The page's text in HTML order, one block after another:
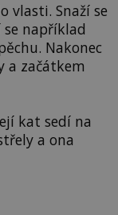
vlasti. Snaží se
například
Nakonec
a začátkem
kat sedí na
a ona